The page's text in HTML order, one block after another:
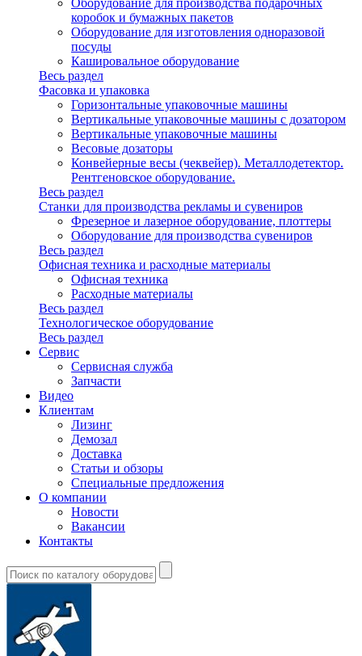
Оборудование для производства подарочных
коробок и бумажных пакетов
Оборудование для изготовления одноразовой
посуды
Кашировальное оборудование
Весь раздел
Фасовка и упаковка
Горизонтальные упаковочные машины
Вертикальные упаковочные машины с дозатором
Вертикальные упаковочные машины
Весовые дозаторы
Конвейерные весы (чеквейер). Металлодетектор.
Рентгеновское оборудование.
Весь раздел
Станки для производства рекламы и сувениров
Фрезерное и лазерное оборудование, плоттеры
Оборудование для производства сувениров
Весь раздел
Офисная техника и расходные материалы
Офисная техника
Расходные материалы
Весь раздел
Технологическое оборудование
Весь раздел
Сервис
Сервисная служба
Запчасти
Видео
Клиентам
Лизинг
Демозал
Доставка
Статьи и обзоры
Специальные предложения
О компании
Новости
Вакансии
Контакты